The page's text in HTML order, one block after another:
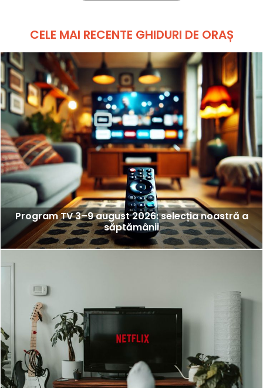
CELE MAI RECENTE GHIDURI DE ORAȘ
Program TV 3–9 august 2026: selecția noastră a
săptămânii